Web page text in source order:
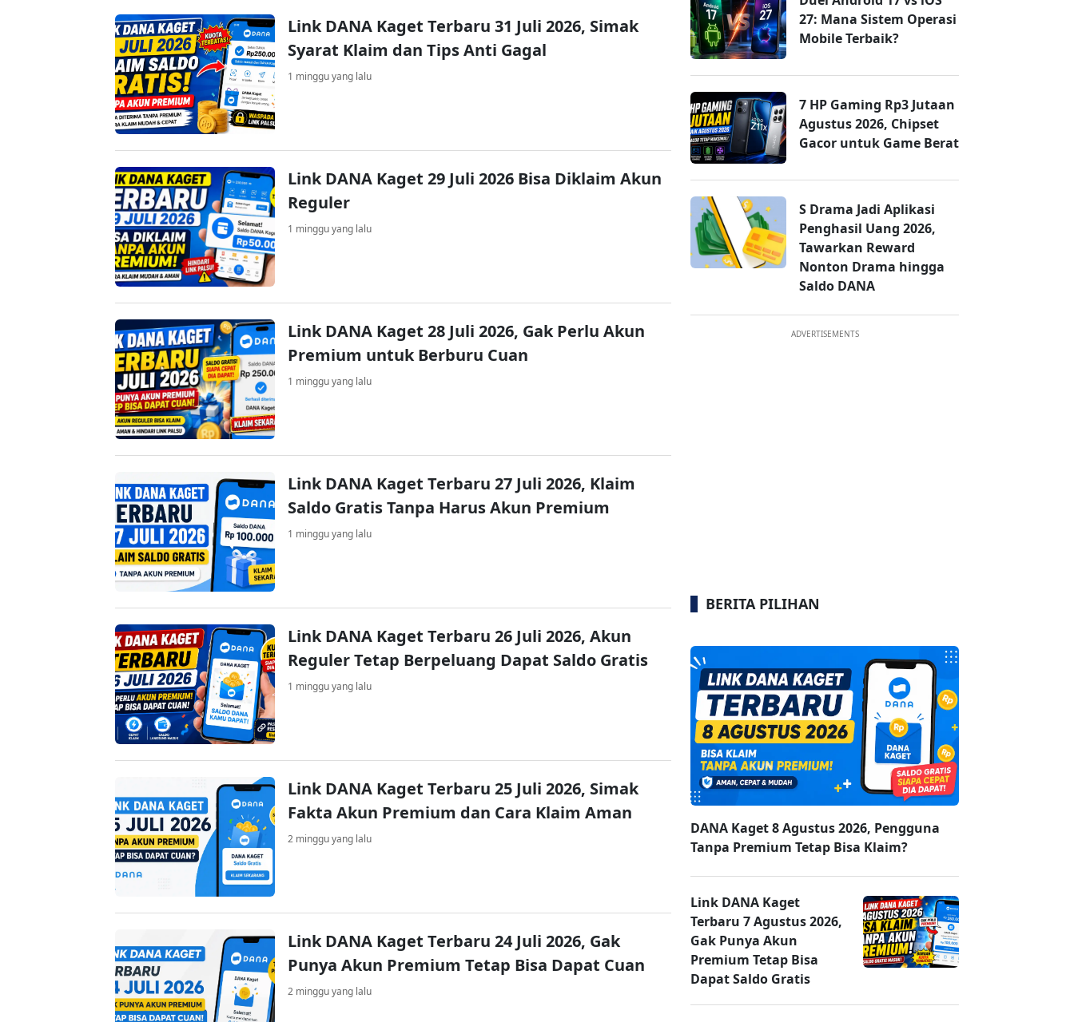
Link DANA Kaget Terbaru 31 Juli 2026, Simak
Syarat Klaim dan Tips Anti Gagal
1 minggu yang lalu
Link DANA Kaget 29 Juli 2026 Bisa Diklaim Akun
Reguler
1 minggu yang lalu
Link DANA Kaget 28 Juli 2026, Gak Perlu Akun
Premium untuk Berburu Cuan
1 minggu yang lalu
Link DANA Kaget Terbaru 27 Juli 2026, Klaim
Saldo Gratis Tanpa Harus Akun Premium
1 minggu yang lalu
Link DANA Kaget Terbaru 26 Juli 2026, Akun
Reguler Tetap Berpeluang Dapat Saldo Gratis
1 minggu yang lalu
Link DANA Kaget Terbaru 25 Juli 2026, Simak
Fakta Akun Premium dan Cara Klaim Aman
2 minggu yang lalu
Link DANA Kaget Terbaru 24 Juli 2026, Gak
Punya Akun Premium Tetap Bisa Dapat Cuan
2 minggu yang lalu
27: Mana Sistem Operasi
Mobile Terbaik?
7 HP Gaming Rp3 Jutaan
Agustus 2026, Chipset
Gacor untuk Game Berat
S Drama Jadi Aplikasi
Penghasil Uang 2026,
Tawarkan Reward
Nonton Drama hingga
Saldo DANA
ADVERTISEMENTS
BERITA PILIHAN
DANA Kaget 8 Agustus 2026, Pengguna
Tanpa Premium Tetap Bisa Klaim?
Link DANA Kaget
Terbaru 7 Agustus 2026,
Gak Punya Akun
Premium Tetap Bisa
Dapat Saldo Gratis